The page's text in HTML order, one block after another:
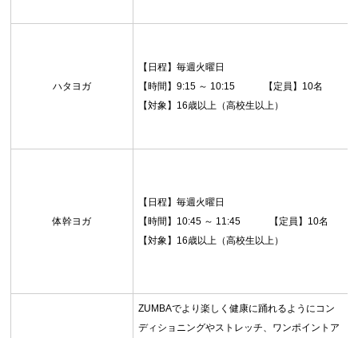
ハタヨガ
【日程】毎週火曜日
【時間】9:15 ～ 10:15 【定員】10名
【対象】16歳以上（高校生以上）
体幹ヨガ
【日程】毎週火曜日
【時間】10:45 ～ 11:45 【定員】10名
【対象】16歳以上（高校生以上）
ZUMBAでより楽しく健康に踊れるようにコン
ディショニングやストレッチ、ワンポイントア